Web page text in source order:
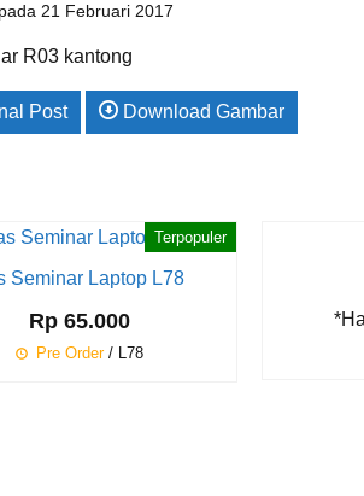
21 Februari 2017
R03 kantong
Post Download Gambar
Terpopuler
Seminar Laptop L78
Rp 65.000
Pre Order/ L78